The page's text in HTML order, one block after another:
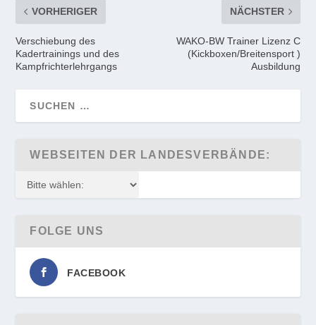
VORHERIGER
Verschiebung des
Kadertrainings und des
Kampfrichterlehrgangs
NÄCHSTER
WAKO-BW Trainer Lizenz C
(Kickboxen/Breitensport )
Ausbildung
WEBSEITEN DER LANDESVERBÄNDE:
FOLGE UNS
FACEBOOK